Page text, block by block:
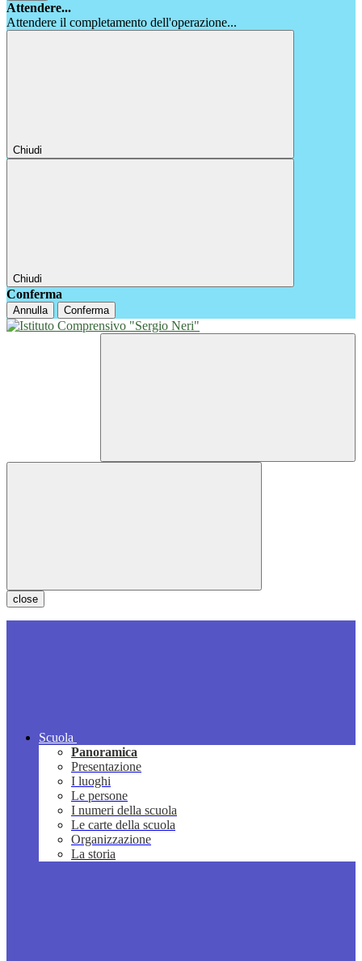
Attendere...
Attendere il completamento dell'operazione...
Chiudi
Chiudi
Conferma
Annulla Conferma
close
Scuola
Panoramica
Presentazione
I luoghi
Le persone
I numeri della scuola
Le carte della scuola
Organizzazione
La storia